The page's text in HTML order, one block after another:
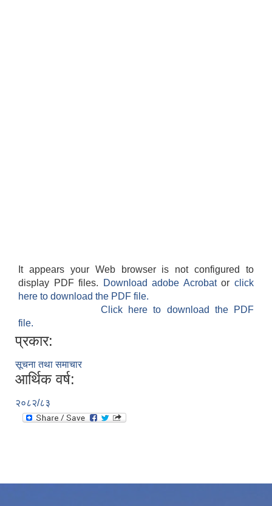
It appears your Web browser is not configured to
display PDF files.
Download adobe Acrobatorclick
here to download the PDF file.
Click here to download the PDF
file.
प्रकार:
सूचना तथा समाचार
आर्थिक वर्ष:
२०८२/८३